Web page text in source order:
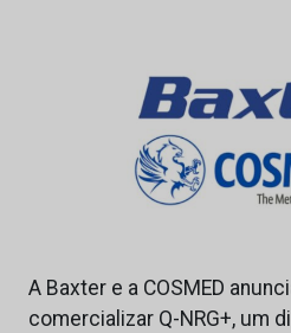
A Baxter e a COSMED
comercializar Q-NRG+, um